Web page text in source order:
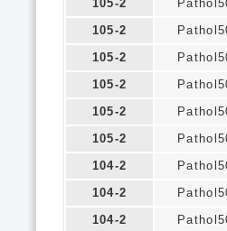
105-2
105-2
105-2
105-2
105-2
105-2
104-2
104-2
104-2